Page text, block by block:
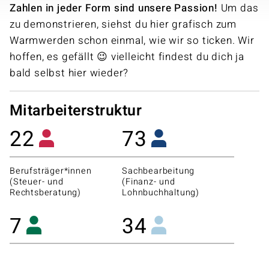
Zahlen in jeder Form sind unsere Passion! Um das
zu demonstrieren, siehst du hier grafisch zum
Warmwerden schon einmal, wie wir so ticken. Wir
hoffen, es gefällt 😉 vielleicht findest du dich ja
bald selbst hier wieder?
Mitarbeiterstruktur
22
Berufsträger*innen
(Steuer- und
Rechtsberatung)
73
Sachbearbeitung
(Finanz- und
Lohnbuchhaltung)
7 34